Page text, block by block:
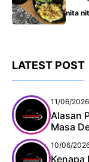
nita
LATEST POST
11/06/2026
Alasan
Masa
10/06/
Kenapa